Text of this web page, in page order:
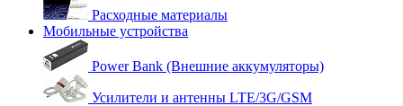
Расходные материалы
Мобильные устройства
Power Bank (Внешние аккумуляторы)
Усилители и антенны LTE/3G/GSM